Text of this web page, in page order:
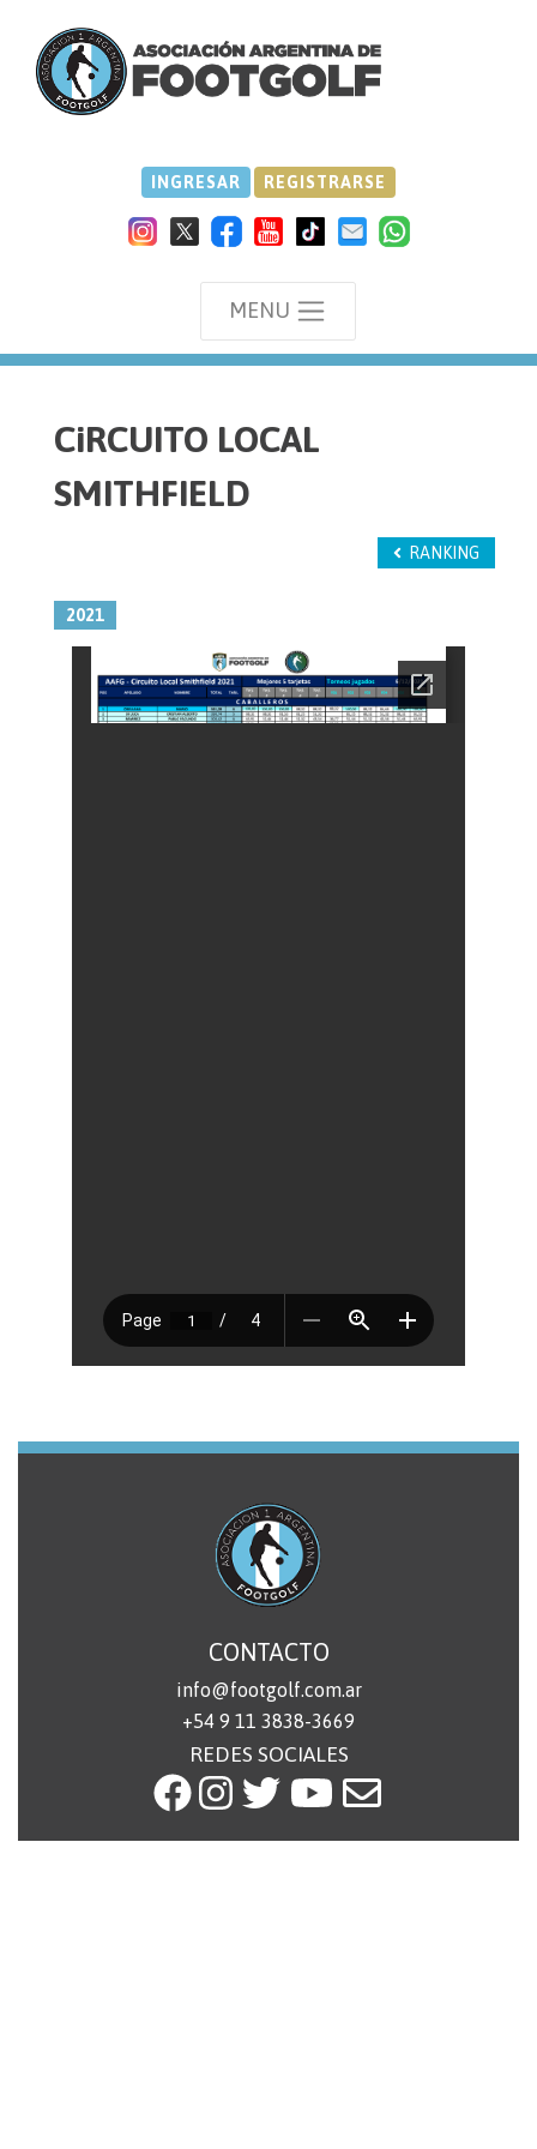
INGRESAR REGISTRARSE
MENU
CiRCUITO LOCAL
SMITHFIELD
RANKING
2021
CONTACTO
info@footgolf.com.ar
+54 9 11 3838-3669
REDES SOCIALES